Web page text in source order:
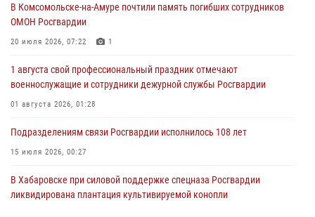
2
В Хабаровске продолжается акция «Каникулы с Росгвардией»
В Комсомольске-на-Амуре почтили память погибших сотрудников
ОМОН Росгвардии
20 июля 2026, 07:22 1
1 августа свой профессиональный праздник отмечают
военнослужащие и сотрудники дежурной службы Росгвардии
01 августа 2026, 01:28
Подразделениям связи Росгвардии исполнилось 108 лет
15 июля 2026, 00:27
В Хабаровске при силовой поддержке спецназа Росгвардии
ликвидирована плантация культивируемой конопли